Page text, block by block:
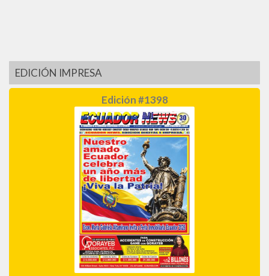
EDICIÓN IMPRESA
Edición #1398